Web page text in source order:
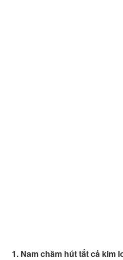
1. Nam châm hút tất cả kim